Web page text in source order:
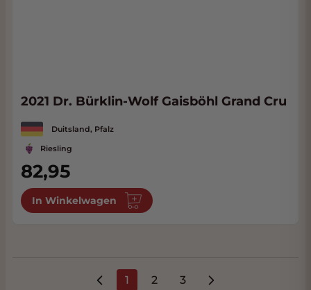
2021 Dr. Bürklin-Wolf Gaisböhl Grand Cru
Duitsland, Pfalz
Riesling
82,95
In Winkelwagen
U lees momenteel pagina
1 Pagina
2 Pagina
3